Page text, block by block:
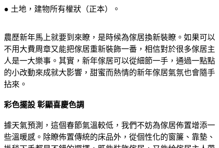
● 土地，建物所有權狀（正本）。
農歷新年馬上就要到來瞭，是時候為傢居換新裝瞭。如果可以
不用大費周章又能把傢居重新裝飾一番，相信對於很多傢居主
人是一大樂事。其實，新年傢居可以從細節一手，通過一點點
的小改動來成就大影響，甜蜜而熱情的新年傢居氣氛也會隨手
拈來。
彩色擺設 彰顯喜慶色調
據天氣預測，這個春節氣溫較低，我們不妨為傢居佈置增添一
些溫暖感。除瞭佈置傳統的床品外，從個性化的窗簾、靠墊、